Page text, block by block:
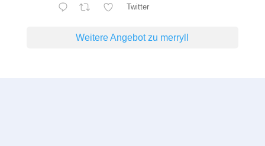
Twitter
Weitere Angebot zu merryll